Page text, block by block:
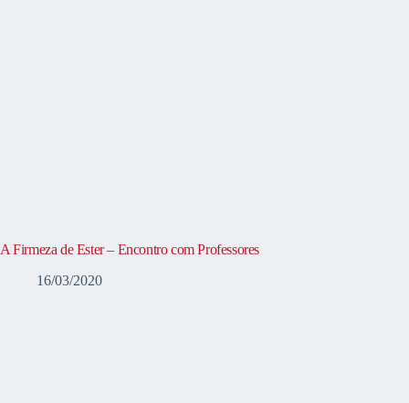
A Firmeza de Ester – Encontro com Professores
16/03/2020